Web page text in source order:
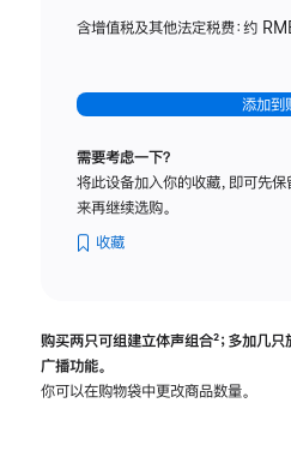
含增值税及其他法定税费：约
添加到
需要考虑一下？
将此设备加入你的收藏，即可先
来再继续选购。
收藏
购买两只可组建立体声组合脚
²；多加几
广播功能。
你可以在购物袋中更改商品数量。